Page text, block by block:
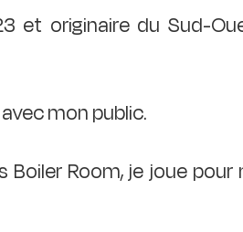
et originaire du Sud-
mon public.
Room, je joue pour